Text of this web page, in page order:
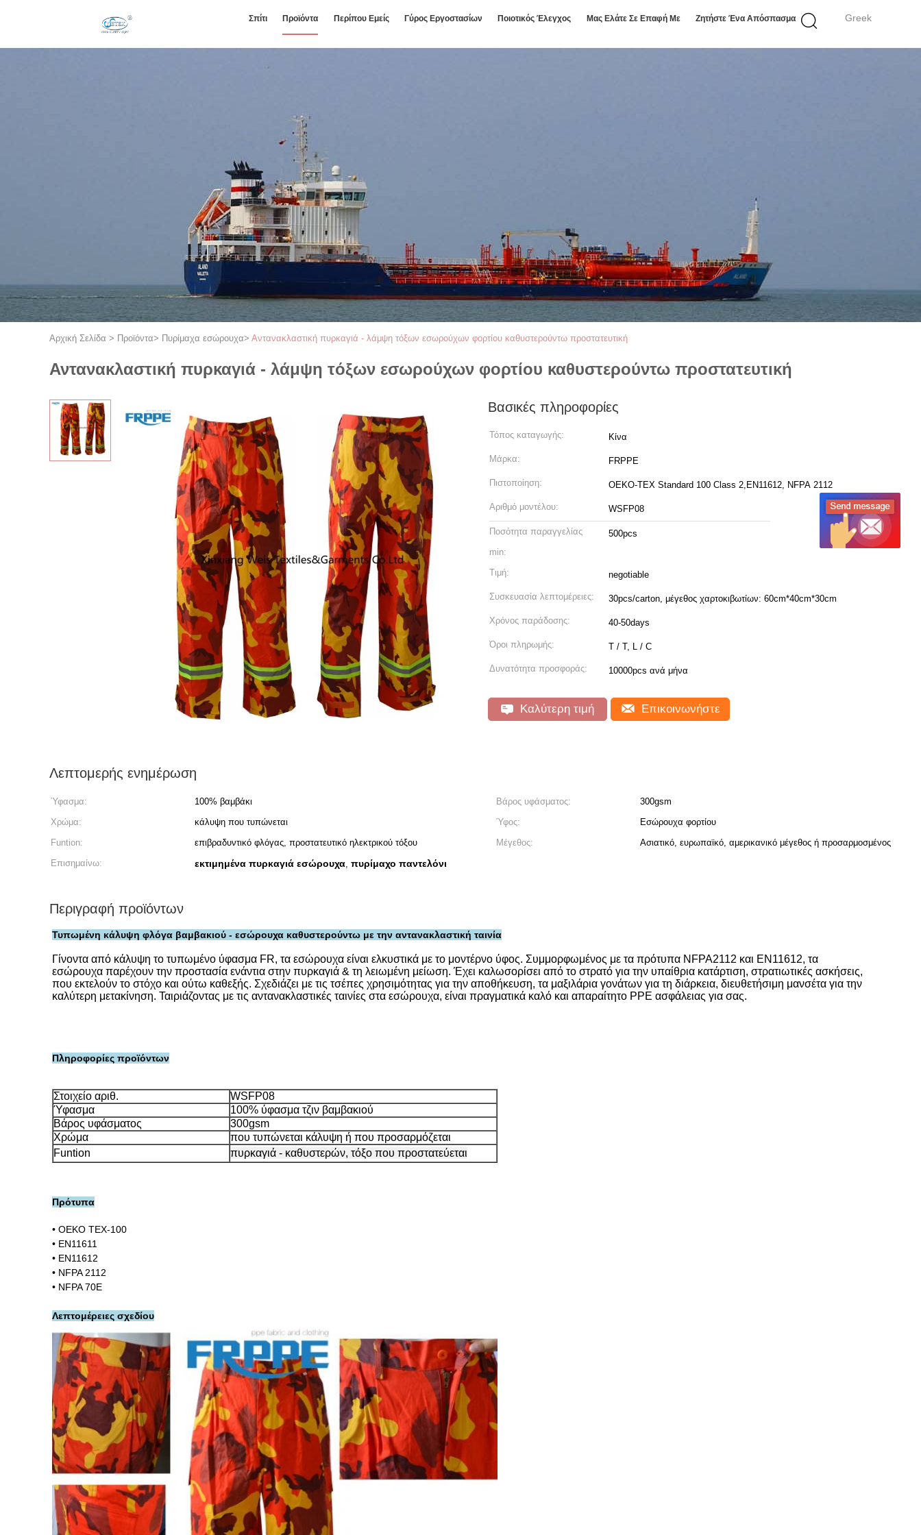
Greek
Σπίτι Προϊόντα Περίπου Εμείς Γύρος Εργοστασίων Ποιοτικός Έλεγχος Μας Ελάτε Σε Επαφή Με Ζητήστε Ένα Απόσπασμα
Αρχική Σελίδα > Προϊόντα> Πυρίμαχα εσώρουχα> Αντανακλαστική πυρκαγιά - λάμψη τόξων εσωρούχων φορτίου καθυστερούντω προστατευτική
Αντανακλαστική πυρκαγιά - λάμψη τόξων εσωρούχων φορτίου καθυστερούντω προστατευτική
Βασικές πληροφορίες
Τόπος καταγωγής: Κίνα
Μάρκα: FRPPE
Πιστοποίηση: OEKO-TEX Standard 100 Class 2,EN11612, NFPA 2112
Αριθμό μοντέλου: WSFP08
Ποσότητα παραγγελίας
min:
500pcs
Τιμή: negotiable
Συσκευασία λεπτομέρειες: 30pcs/carton, μέγεθος χαρτοκιβωτίων: 60cm*40cm*30cm
Χρόνος παράδοσης: 40-50days
Όροι πληρωμής: T / T, L / C
Δυνατότητα προσφοράς: 10000pcs ανά μήνα
Καλύτερη τιμή Επικοινωνήστε
Λεπτομερής ενημέρωση
Ύφασμα: 100% βαμβάκι Βάρος υφάσματος:
300gsm
Χρώμα:
κάλυψη που τυπώνεται Ύφος:
Εσώρουχα φορτίου
Funtion:
επιβραδυντικό φλόγας, προστατευτικό ηλεκτρικού τόξου Μέγεθος:
Ασιατικό, ευρωπαϊκό, αμερικανικό μέγεθος ή προσαρμοσμένος
Επισημαίνω:
εκτιμημένα πυρκαγιά εσώρουχα, πυρίμαχο παντελόνι
Περιγραφή προϊόντων
Τυπωμένη κάλυψη φλόγα βαμβακιού - εσώρουχα καθυστερούντω με την αντανακλαστική ταινία
Γίνοντα από κάλυψη το τυπωμένο ύφασμα FR, τα εσώρουχα είναι ελκυστικά με το μοντέρνο ύφος. Συμμορφωμένος με τα πρότυπα NFPA2112 και EN11612, τα
εσώρουχα παρέχουν την προστασία ενάντια στην πυρκαγιά & τη λειωμένη μείωση. Έχει καλωσορίσει από το στρατό για την υπαίθρια κατάρτιση, στρατιωτικές ασκήσεις,
που εκτελούν το στόχο και ούτω καθεξής. Σχεδιάζει με τις τσέπες χρησιμότητας για την αποθήκευση, τα μαξιλάρια γονάτων για τη διάρκεια, διευθετήσιμη μανσέτα για την
καλύτερη μετακίνηση. Ταιριάζοντας με τις αντανακλαστικές ταινίες στα εσώρουχα, είναι πραγματικά καλό και απαραίτητο PPE ασφάλειας για σας.
Πληροφορίες προϊόντων
Στοιχείο αριθ.
WSFP08
Ύφασμα
100% ύφασμα τζιν βαμβακιού
Βάρος υφάσματος
300gsm
Χρώμα
που τυπώνεται κάλυψη ή που προσαρμόζεται
Funtion
πυρκαγιά - καθυστερών, τόξο που προστατεύεται
Πρότυπα
• OEKO TEX-100
• EN11611
• EN11612
• NFPA 2112
• NFPA 70E
Λεπτομέρειες σχεδίου